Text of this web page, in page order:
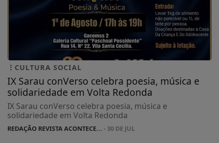
CULTURA SOCIAL
IX Sarau conVerso celebra poesia, música e
solidariedade em Volta Redonda
IX Sarau conVerso celebra poesia, música e
solidariedade em Volta Redonda
REDAÇÃO REVISTA ACONTECE... - 30 DE JUL